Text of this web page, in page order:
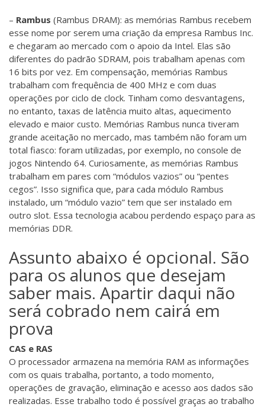
– Rambus (Rambus DRAM): as memórias Rambus recebem
esse nome por serem uma criação da empresa Rambus Inc.
e chegaram ao mercado com o apoio da Intel. Elas são
diferentes do padrão SDRAM, pois trabalham apenas com
16 bits por vez. Em compensação, memórias Rambus
trabalham com frequência de 400 MHz e com duas
operações por ciclo de clock. Tinham como desvantagens,
no entanto, taxas de latência muito altas, aquecimento
elevado e maior custo. Memórias Rambus nunca tiveram
grande aceitação no mercado, mas também não foram um
total fiasco: foram utilizadas, por exemplo, no console de
jogos Nintendo 64. Curiosamente, as memórias Rambus
trabalham em pares com “módulos vazios” ou “pentes
cegos”. Isso significa que, para cada módulo Rambus
instalado, um “módulo vazio” tem que ser instalado em
outro slot. Essa tecnologia acabou perdendo espaço para as
memórias DDR.
Assunto abaixo é opcional. São
para os alunos que desejam
saber mais. Apartir daqui não
será cobrado nem cairá em
prova
CAS e RAS
O processador armazena na memória RAM as informações
com os quais trabalha, portanto, a todo momento,
operações de gravação, eliminação e acesso aos dados são
realizadas. Esse trabalho todo é possível graças ao trabalho